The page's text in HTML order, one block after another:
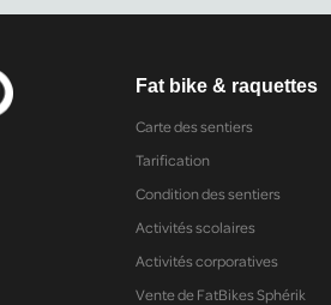
Fat bike & raquettes
Carte des sentiers
Tarification
Condition des sentiers
Activités scolaires
Activités corporatives
Vente de FatBikes Sphérik